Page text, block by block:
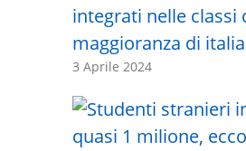
integrati nelle classi
maggioranza di
3 Aprile 2024